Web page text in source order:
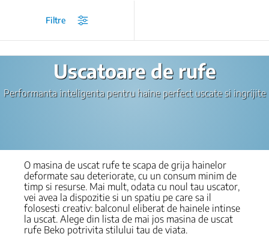
Ingrijirea rufelor
Uscatoare de rufe
Performanta inteligenta pentru haine perfect uscate si ingrijite
O masina de uscat rufe te scapa de grija hainelor
deformate sau deteriorate, cu un consum minim de
timp si resurse. Mai mult, odata cu noul tau uscator,
vei avea la dispozitie si un spatiu pe care sa il
folosesti creativ: balconul eliberat de hainele intinse
la uscat. Alege din lista de mai jos masina de uscat
rufe Beko potrivita stilului tau de viata.
Filtre